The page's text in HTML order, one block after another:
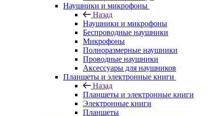
Наушники и микрофоны
Назад
Наушники и микрофоны
Беспроводные наушники
Микрофоны
Полноразмерные наушники
Проводные наушники
Аксессуары для наушников
Планшеты и электронные книги
Назад
Планшеты и электронные книги
Электронные книги
Планшеты